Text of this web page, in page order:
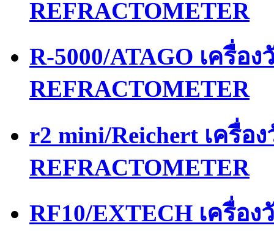
REFRACTOMETER
R-5000/ATAGO เครื่อ
REFRACTOMETER
r2 mini/Reichert เครื่
REFRACTOMETER
RF10/EXTECH เครื่อ